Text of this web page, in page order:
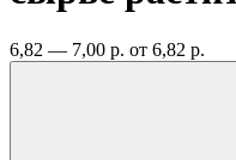
6,82 — 7,00 р. от 6,82 р.